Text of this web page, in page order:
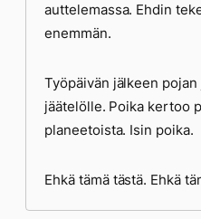
auttelemassa. Ehdin
enemmän.
Työpäivän jälkeen
jäätelölle. Poika kertoo
planeetoista. Isin poika.
Ehkä tämä tästä. Ehkä